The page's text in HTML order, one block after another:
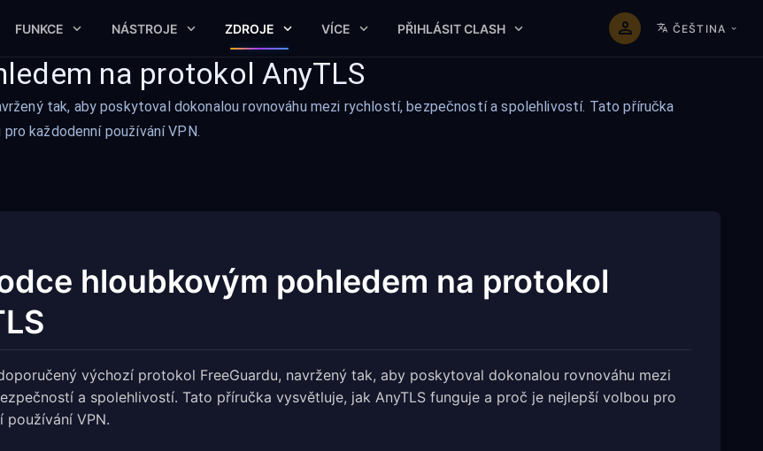
FUNKCE NÁSTROJE ZDROJE VÍCE PŘIHLÁSIT CLASH ČEŠTINA
na protokol AnyTLS
tak, aby poskytoval dokonalou rovnováhu mezi rychlostí, bezpečností a spolehlivostí. Tato příručka
každodenní používání VPN.
hloubkovým pohledem na protokol
výchozí protokol FreeGuardu, navržený tak, aby poskytoval dokonalou rovnováhu mezi
a spolehlivostí. Tato příručka vysvětluje, jak AnyTLS funguje a proč je nejlepší volbou pro
používání VPN.